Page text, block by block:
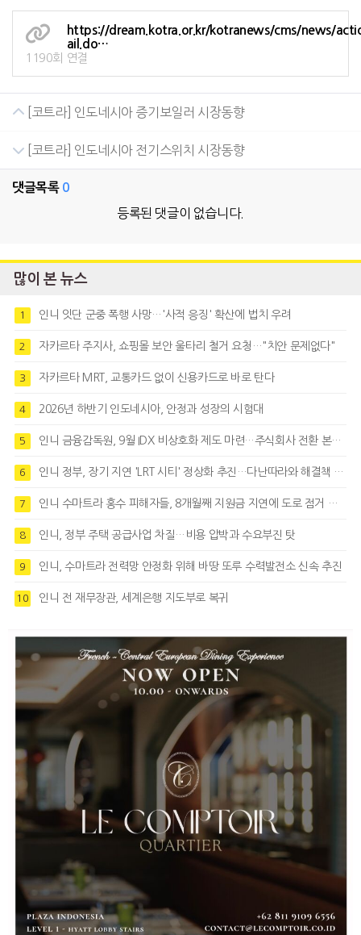
https://dream.kotra.or.kr/kotranews/cms/news/
ail.do…
1190회 연결
[코트라] 인도네시아 증기보일러 시장동향
[코트라] 인도네시아 전기스위치 시장동향
댓글목록 0
등록된 댓글이 없습니다.
많이 본 뉴스
1 인니 잇단 군중 폭행 사망…'사적 응징' 확산에 법치 우려
2 자카르타 주지사, 쇼핑몰 보안 울타리 철거 요청…"치안 문제없다"
3 자카르타 MRT, 교통카드 없이 신용카드로 바로 탄다
4 2026년 하반기 인도네시아, 안정과 성장의 시험대
5 인니 금융감독원, 9월 IDX 비상호화 제도 마련…주식회사 전환 본격화
6 인니 정부, 장기 지연 'LRT 시티' 정상화 추진…다난따라와 해결책 모색
7 인니 수마트라 홍수 피해자들, 8개월째 지원금 지연에 도로 점거 시위
8 인니, 정부 주택 공급사업 차질…비용 압박과 수요부진 탓
9 인니, 수마트라 전력망 안정화 위해 바땅 또루 수력발전소 신속 추진
10 인니 전 재무장관, 세계은행 지도부로 복귀